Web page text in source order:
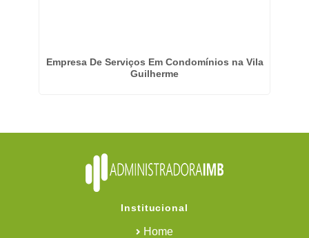
Empresa De Serviços Em Condomínios na Vila
Guilherme
Institucional
Home